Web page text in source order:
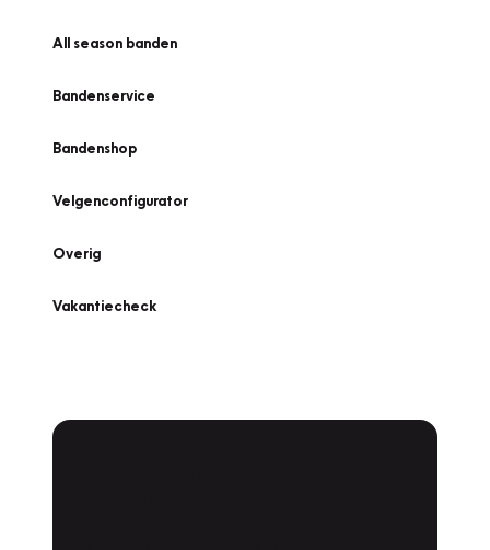
All season banden
Bandenservice
Bandenshop
Velgenconfigurator
Overig
Vakantiecheck